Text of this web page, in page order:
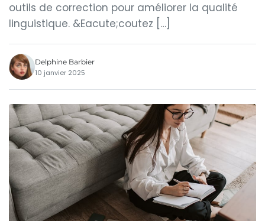
outils de correction pour améliorer la qualité
linguistique. &Eacute;coutez […]
Delphine Barbier
10 janvier 2025